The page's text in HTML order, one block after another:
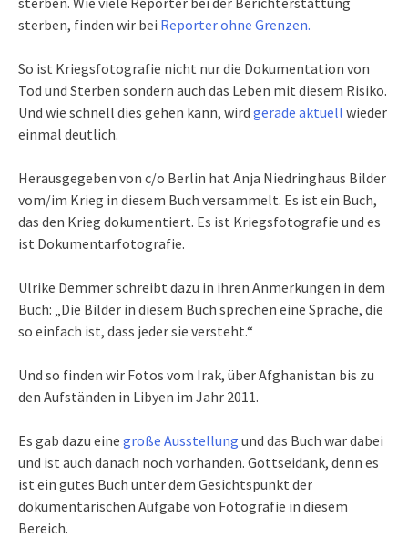
sterben, finden wir bei Reporter ohne Grenzen.
So ist Kriegsfotografie nicht nur die Dokumentation von
Tod und Sterben sondern auch das Leben mit diesem Risiko.
Und wie schnell dies gehen kann, wird gerade aktuell wieder
einmal deutlich.
Herausgegeben von c/o Berlin hat Anja Niedringhaus Bilder
vom/im Krieg in diesem Buch versammelt. Es ist ein Buch,
das den Krieg dokumentiert. Es ist Kriegsfotografie und es
ist Dokumentarfotografie.
Ulrike Demmer schreibt dazu in ihren Anmerkungen in dem
Buch: „Die Bilder in diesem Buch sprechen eine Sprache, die
so einfach ist, dass jeder sie versteht.“
Und so finden wir Fotos vom Irak, über Afghanistan bis zu
den Aufständen in Libyen im Jahr 2011.
Es gab dazu eine große Ausstellung und das Buch war dabei
und ist auch danach noch vorhanden. Gottseidank, denn es
ist ein gutes Buch unter dem Gesichtspunkt der
dokumentarischen Aufgabe von Fotografie in diesem
Bereich.